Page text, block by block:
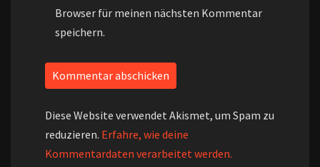
Browser für meinen nächsten Kommentar
speichern.
Diese Website verwendet Akismet, um Spam zu
reduzieren. Erfahre, wie deine
Kommentardaten verarbeitet werden.